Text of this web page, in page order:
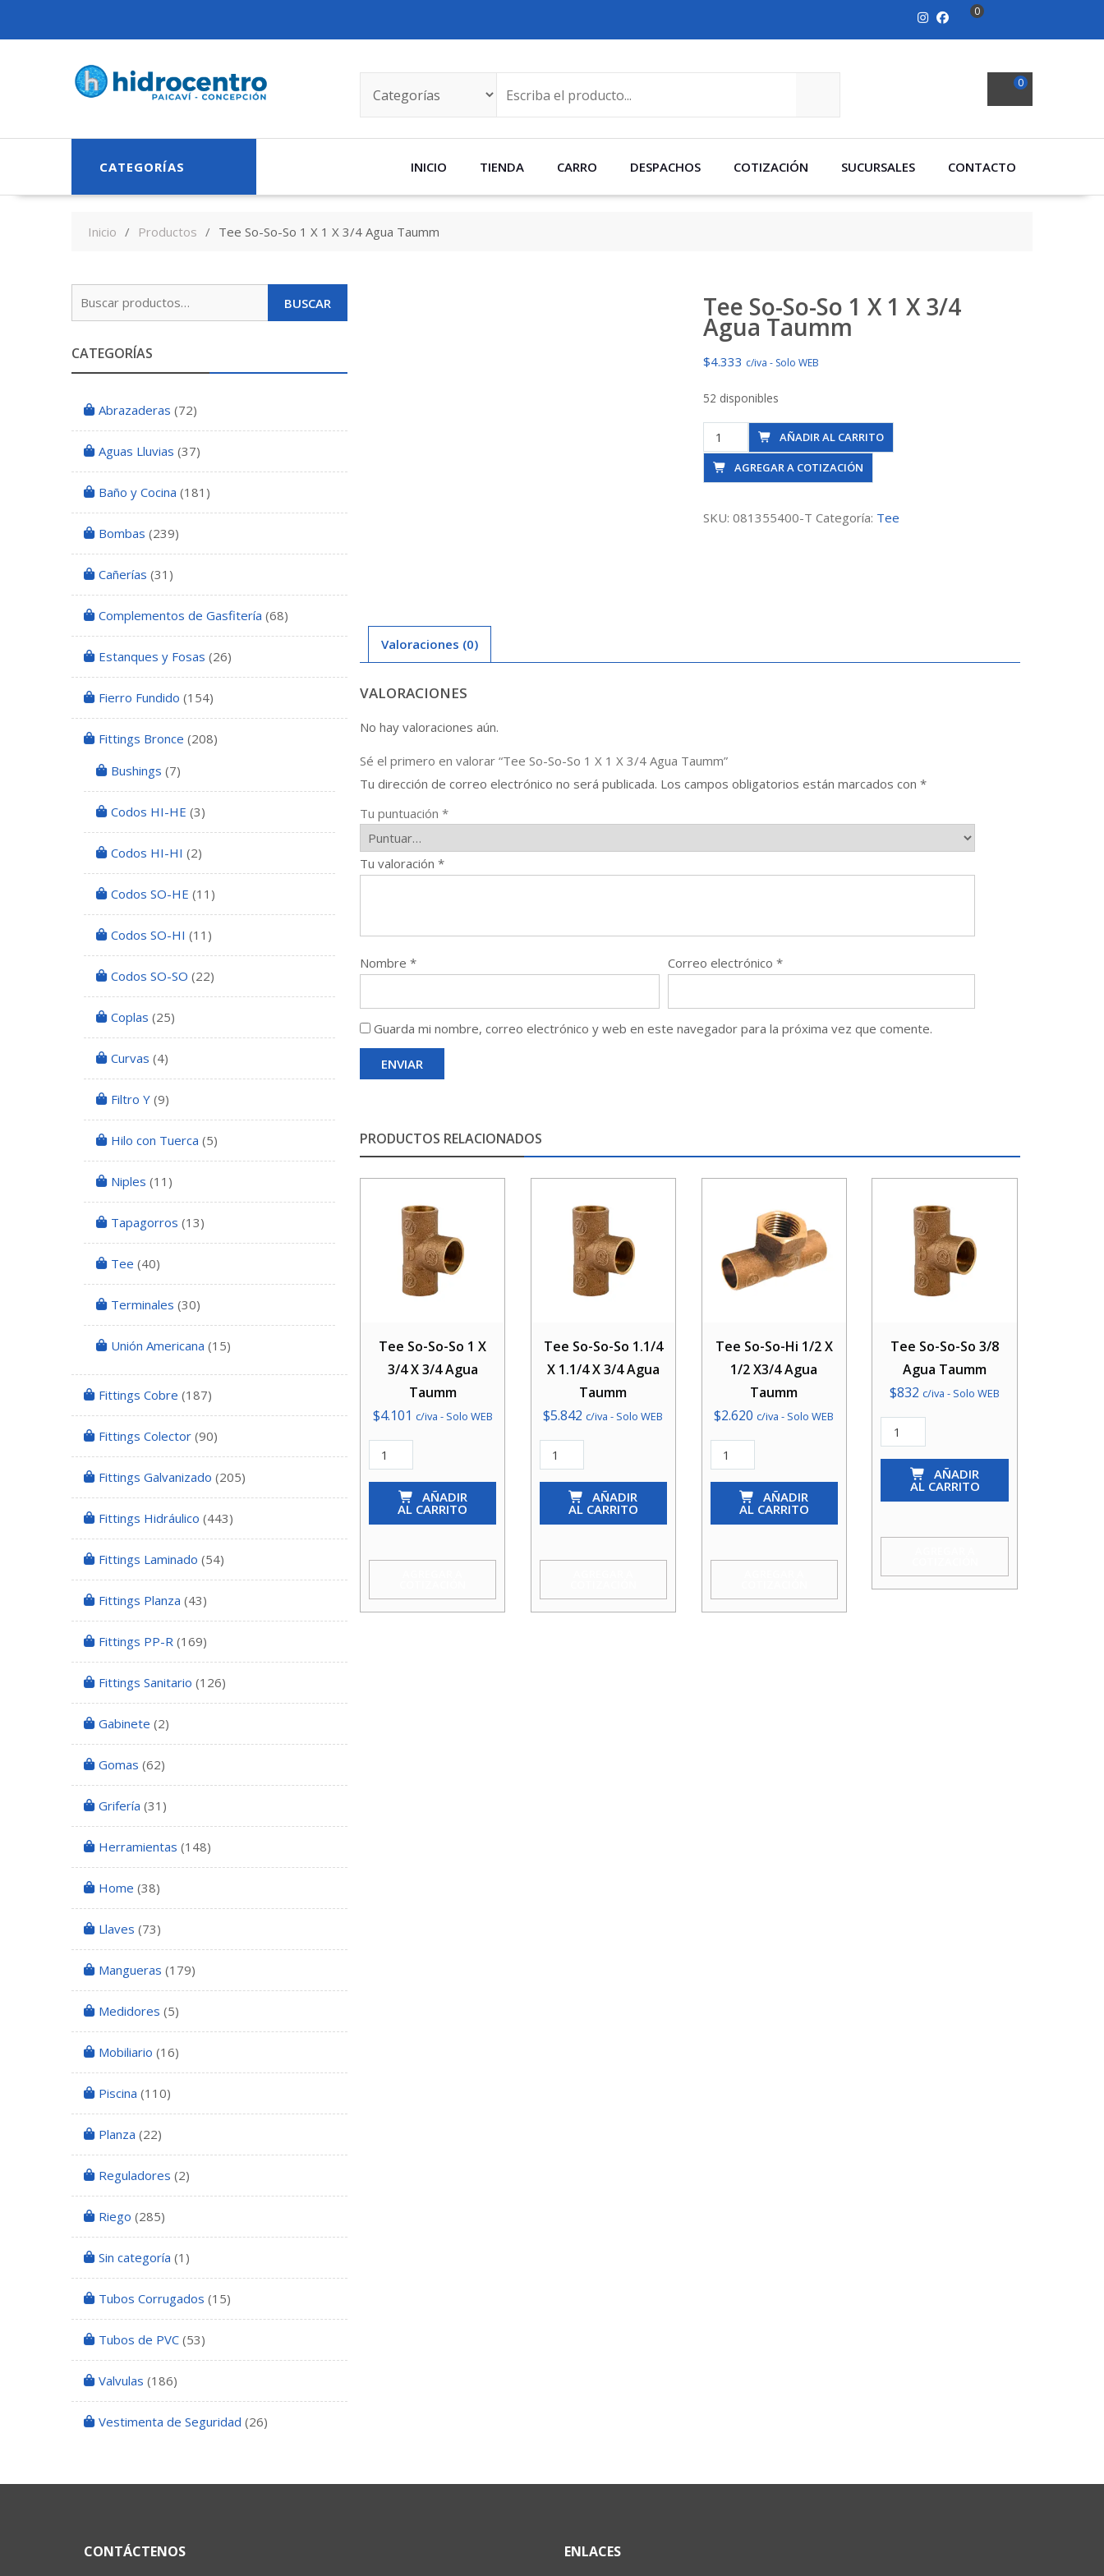
0
0
CATEGORÍAS INICIO TIENDA CARRO DESPACHOS COTIZACIÓN SUCURSALES CONTACTO
Inicio Productos Tee So-So-So 1 X 1 X 3/4 Agua Taumm
Tee So-So-So 1 X 1 X 3/4
Agua Taumm
$4.333 c/iva - Solo WEB
52 disponibles
Tee
So-
So-
1
AÑADIR AL CARRITO
AGREGAR A COTIZACIÓN
SKU:081355400-T Categoría: Tee
Valoraciones (0)
VALORACIONES
No hay valoraciones aún.
Sé el primero en valorar “Tee So-So-So 1 X 1 X 3/4 Agua Taumm”
Tu dirección de correo electrónico no será publicada. Los campos obligatorios están marcados con *
Tu puntuación *
Tu valoración *
Nombre * Correo electrónico *
Guarda mi nombre, correo electrónico y web en este navegador para la próxima vez que comente.
PRODUCTOS RELACIONADOS
Tee So-So-So 1 X
3/4 X 3/4 Agua
Taumm
$4.101 c/iva - Solo WEB
Tee
So-
X
X
AÑADIR
AL CARRITO
Tee So-So-So 1.1/4
X 1.1/4 X 3/4 Agua
Taumm
$5.842 c/iva - Solo WEB
Tee
So-
X
X
AÑADIR
AL CARRITO
Tee So-So-Hi 1/2 X
1/2 X3/4 Agua
Taumm
$2.620 c/iva - Solo WEB
Tee
So-
X
X3/4
AÑADIR
AL CARRITO
Tee So-So-So 3/8
Agua Taumm
$832 c/iva - Solo WEB
Tee
So-
Agua
cantidad
AÑADIR
AL CARRITO
BUSCAR
CATEGORÍAS
Abrazaderas (72)
Aguas Lluvias (37)
Baño y Cocina (181)
Bombas (239)
Cañerías (31)
Complementos de Gasfitería (68)
Estanques y Fosas (26)
Fierro Fundido (154)
Fittings Bronce (208)
Bushings (7)
Codos HI-HE (3)
Codos HI-HI (2)
Codos SO-HE (11)
Codos SO-HI (11)
Codos SO-SO (22)
Coplas (25)
Curvas (4)
Filtro Y (9)
Hilo con Tuerca (5)
Niples (11)
Tapagorros (13)
Tee (40)
Terminales (30)
Unión Americana (15)
Fittings Cobre (187)
Fittings Colector (90)
Fittings Galvanizado (205)
Fittings Hidráulico (443)
Fittings Laminado (54)
Fittings Planza (43)
Fittings PP-R (169)
Fittings Sanitario (126)
Gabinete (2)
Gomas (62)
Grifería (31)
Herramientas (148)
Home (38)
Llaves (73)
Mangueras (179)
Medidores (5)
Mobiliario (16)
Piscina (110)
Planza (22)
Reguladores (2)
Riego (285)
Sin categoría (1)
Tubos Corrugados (15)
Tubos de PVC (53)
Valvulas (186)
Vestimenta de Seguridad (26)
CONTÁCTENOS ENLACES